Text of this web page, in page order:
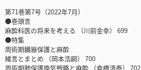
第71巻第7号（2022年7月）
●巻頭言
麻酔科医の将来を考える （川前金幸） 699
●特集
周術期臓器保護と麻酔
緒言とまとめ （岡本浩嗣） 700
周術期肺保護換気戦略と麻酔 （倉橋清泰） 702